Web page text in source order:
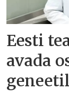
Eesti
avada